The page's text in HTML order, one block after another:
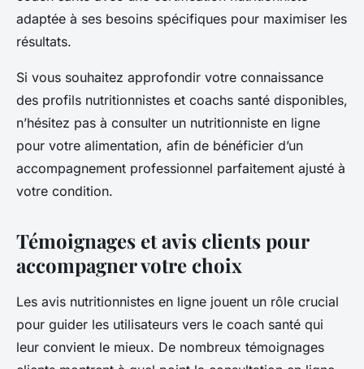
adaptée à ses besoins spécifiques pour maximiser les
résultats.
Si vous souhaitez approfondir votre connaissance
des profils nutritionnistes et coachs santé disponibles,
n’hésitez pas à consulter un nutritionniste en ligne
pour votre alimentation, afin de bénéficier d’un
accompagnement professionnel parfaitement ajusté à
votre condition.
Témoignages et avis clients pour
accompagner votre choix
Les avis nutritionnistes en ligne jouent un rôle crucial
pour guider les utilisateurs vers le coach santé qui
leur convient le mieux. De nombreux témoignages